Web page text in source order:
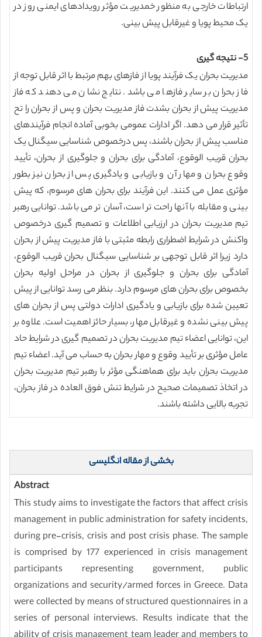
ارتباطات خارجی به منظور خمدیریت مؤثر رویدادهای ایمنی روز در
یک محیط پویا و غیرقابل پیش بینی.
5- نتیجه گیری
مدیریت بحران یک فرآیند پویا از فازهای بهم مرتبط با اثر قابل توجه از
فاز بحران بر سایر فازها می باشد. نتایج نشان می دهند که فاز
مدیریت پیش از بحران بشدت فاز مدیریت بحران و پس از بحران را تح
تأثیر قرار می دهد. اگر ادارات عمومی بخوبی آماده انجام فرآیندهای
مناسب پیش از بحران باشند، پس درخصوص شناسایی سیگنال یک
بحران قریب الوقوع، آمادگی برای بحران و جلوگیری از بحران، تأیید
وقوع بحران و مهار آن و بازیابی و یادگیری پس از بحران نیز بطور
مؤثری عمل می کنند. این فرآیند برای بحران های مرسوم، که پیش
بینی و مقابله با آنها راحت تر است، آسان تر می باشد. توانایی رهبر
تیم مدیریت بحران در ارزیابی اطلاعات و تصمیم گیری درخصوص
واکنش در شرایط اضطراری رابطه مثبتی با فاز مدیریت پیش از بحران
دارد زیرا اثر قابل توجهی بر شناسایی سیگنال بحران قریب الوقوع،
آمادگی برای بحران و جلوگیری از بحران در مراحل اولیه بحران
بخصوص برای بحران های مرسوم دارد. بنظر می رسد توانایی از پیش
تعیین شده برای بازیابی و یادگیری ادارات دولتی پس از بحران های
پیش بینی نشده و غیرقابل مهار، بسیار حائز اهمیت است. علاوه بر
این، توانایی اعضاء تیم مدیریت بحران در تصمیم گیری در شرایط حاد
عامل مؤثری بر تأیید وقوع و مهار بحران به حساب می آید. اعضاء تیم
مدیریت بحران باید برای هماهنگی مؤثر با رهبر تیم مدیریت بحران
در اتخاذ تصمیمات صحیح در شرایط تنش فوق العاده در فاز بحران،
تجربه بالایی داشته باشند.
بخشی از مقاله انگلیسی
Abstract
This study aims to investigate the factors that affect crisis
management in public administration for safety incidents,
during pre-crisis, crisis and post crisis phase. The sample
is comprised by 177 experienced in crisis management
participants representing government, public
organizations and security/armed forces in Greece. Data
were collected by means of structured questionnaires in a
series of personal interviews. Results indicate that the